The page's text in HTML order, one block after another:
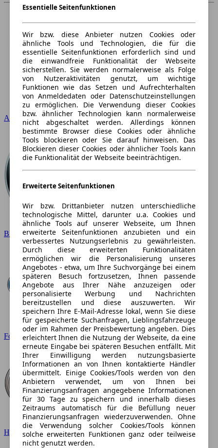
Audi
BMW
Ford
Hyundai
Essentielle Seitenfunktionen
Wir bzw. diese Anbieter nutzen Cookies oder
ähnliche Tools und Technologien, die für die
essentielle Seitenfunktionen erforderlich sind und
die einwandfreie Funktionalität der Webseite
sicherstellen. Sie werden normalerweise als Folge
von Nutzeraktivitäten genutzt, um wichtige
Funktionen wie das Setzen und Aufrechterhalten
von Anmeldedaten oder Datenschutzeinstellungen
zu ermöglichen. Die Verwendung dieser Cookies
bzw. ähnlicher Technologien kann normalerweise
nicht abgeschaltet werden. Allerdings können
bestimmte Browser diese Cookies oder ähnliche
Tools blockieren oder Sie darauf hinweisen. Das
Blockieren dieser Cookies oder ähnlicher Tools kann
die Funktionalität der Webseite beeinträchtigen.
Erweiterte Seitenfunktionen
Wir bzw. Drittanbieter nutzen unterschiedliche
technologische Mittel, darunter u.a. Cookies und
ähnliche Tools auf unserer Webseite, um Ihnen
erweiterte Seitenfunktionen anzubieten und ein
verbessertes Nutzungserlebnis zu gewährleisten.
Durch diese erweiterten Funktionalitäten
ermöglichen wir die Personalisierung unseres
Angebotes - etwa, um Ihre Suchvorgänge bei einem
späteren Besuch fortzusetzen, Ihnen passende
Angebote aus Ihrer Nähe anzuzeigen oder
personalisierte Werbung und Nachrichten
bereitzustellen und diese auszuwerten. Wir
speichern Ihre E-Mail-Adresse lokal, wenn Sie diese
für gespeicherte Suchanfragen, Lieblingsfahrzeuge
oder im Rahmen der Preisbewertung angeben. Dies
erleichtert Ihnen die Nutzung der Webseite, da eine
erneute Eingabe bei späteren Besuchen entfällt. Mit
Ihrer Einwilligung werden nutzungsbasierte
Informationen an von Ihnen kontaktierte Händler
übermittelt. Einige Cookies/Tools werden von den
Anbietern verwendet, um von Ihnen bei
Finanzierungsanfragen angegebene Informationen
für 30 Tage zu speichern und innerhalb dieses
Zeitraums automatisch für die Befüllung neuer
Finanzierungsanfragen wiederzuverwenden. Ohne
die Verwendung solcher Cookies/Tools können
solche erweiterten Funktionen ganz oder teilweise
nicht genutzt werden.